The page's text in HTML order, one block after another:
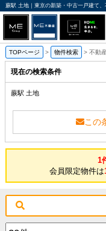
蕨駅 土地｜東京の新築・中古一戸建て
TOPページ > 物件検索 > 不動
現在の検索条件
蕨駅 土地
この
1
会員限定物件は